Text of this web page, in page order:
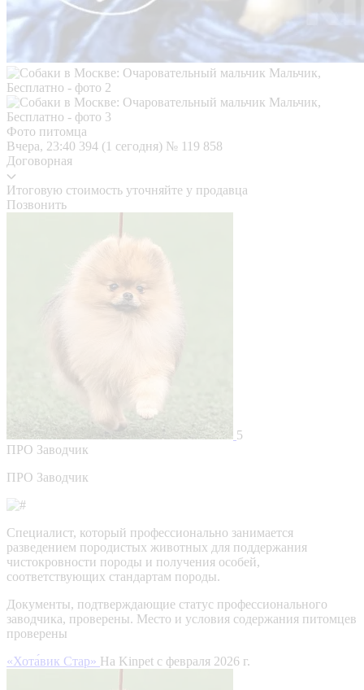
Фото питомца
Вчера, 23:40 394 (1 сегодня) № 119 858
Договорная
Итоговую стоимость уточняйте у продавца
Позвонить
5
ПРО Заводчик
ПРО Заводчик
Специалист, который профессионально занимается
разведением породистых животных для поддержания
чистокровности породы и получения особей,
соответствующих стандартам породы.
Документы, подтверждающие статус профессионального
заводчика, проверены. Место и условия содержания питомцев
проверены
«Хота́вик Стар» На Kinpet c февраля 2026 г.